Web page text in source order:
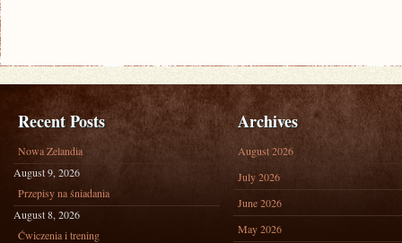
Recent Posts
Nowa Zelandia
August 9, 2026
Przepisy na śniadania
August 8, 2026
Ćwiczenia i trening
Archives
August 2026
July 2026
June 2026
May 2026